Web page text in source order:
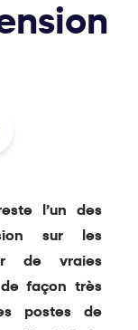
l’un des
sur les
de vraies
de façon très
postes de